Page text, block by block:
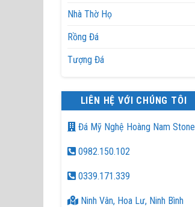
Nhà Thờ Họ
Rồng Đá
Tượng Đá
LIÊN HỆ VỚI CHÚNG TÔI
Đá Mỹ Nghệ Hoàng Nam Stone
0982.150.102
0339.171.339
Ninh Vân, Hoa Lư, Ninh Bình